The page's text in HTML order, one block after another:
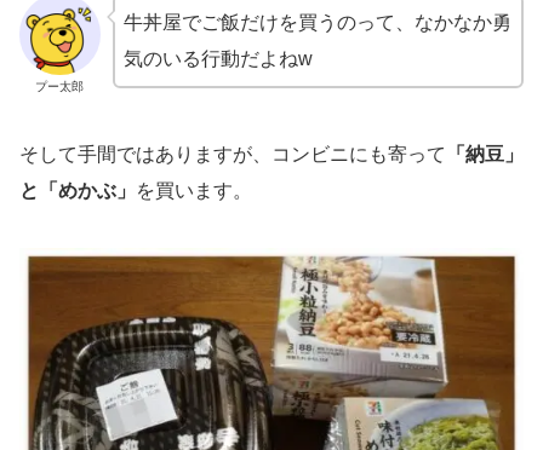
プー太郎
牛丼屋でご飯だけを買うのって、なかなか勇
気のいる行動だよねw
そして手間ではありますが、コンビニにも寄って
「納豆」
と「めかぶ」
を買います。